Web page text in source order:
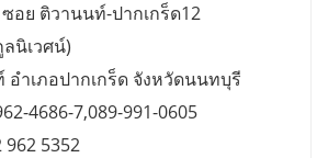
อย ติวานนท์-ปากเกร็ด12
นิเวศน์)
ำเภอปากเกร็ด จังหวัดนนทบุรี
4686-7,089-991-0605
5352